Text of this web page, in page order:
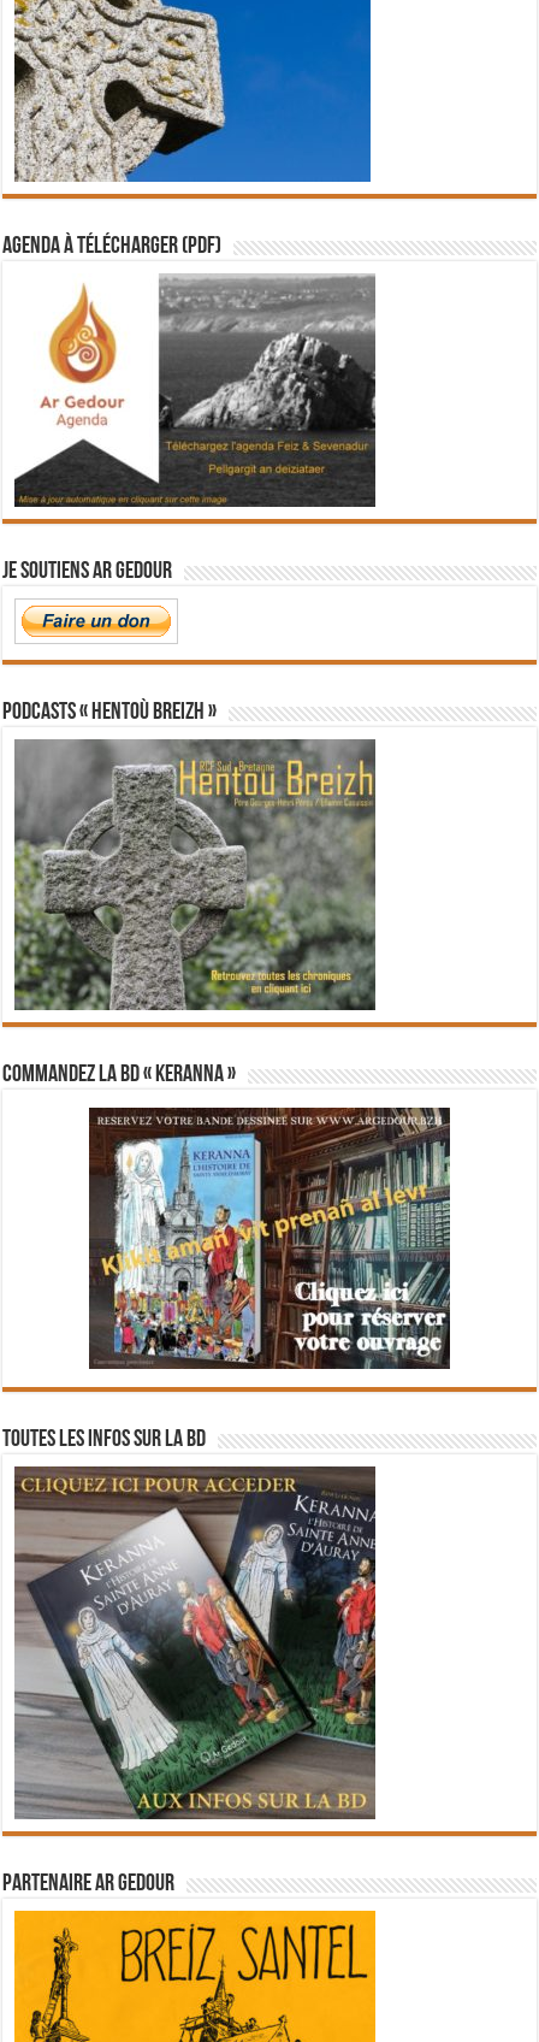
Agenda à télécharger (PDF)
Je soutiens Ar Gedour
PODCASTS « Hentoù Breizh »
Commandez la BD « Keranna »
Toutes les infos sur la BD
Partenaire Ar Gedour